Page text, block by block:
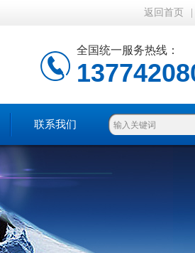
返回首页
全国统一服务热线：
联系我们